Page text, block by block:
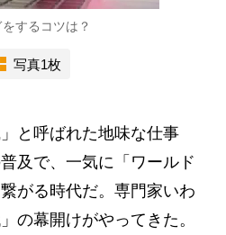
するコツは？
写真1枚
と呼ばれた地味な仕事
及で、一気に「ワールド
がる時代だ。専門家いわ
の幕開けがやってきた。